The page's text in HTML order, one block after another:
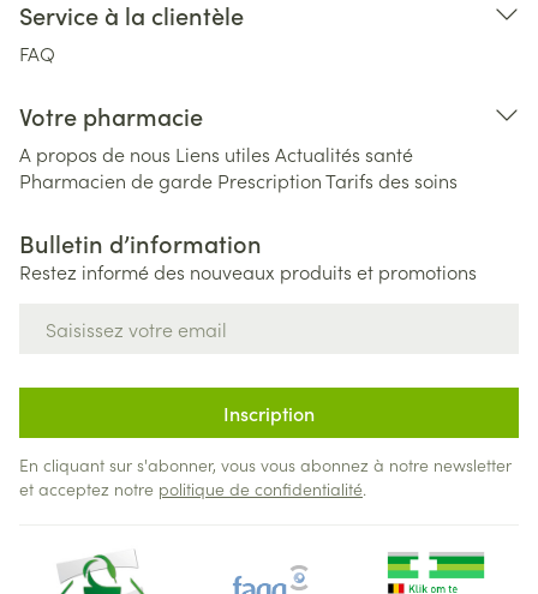
Service à la clientèle
FAQ
Votre pharmacie
A propos de nous Liens utiles Actualités santé
Pharmacien de garde PrescriptionTarifs des soins
Bulletin d’information
Restez informé des nouveaux produits et promotions
Inscription
En cliquant sur s'abonner, vous vous abonnez à notre newsletter
et acceptez notre politique de confidentialité.